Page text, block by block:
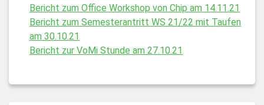
Bericht zum Office Workshop von Chip am 14.11.21
Bericht zum Semesterantritt WS 21/22 mit Taufen
am 30.10.21
Bericht zur VoMi Stunde am 27.10.21